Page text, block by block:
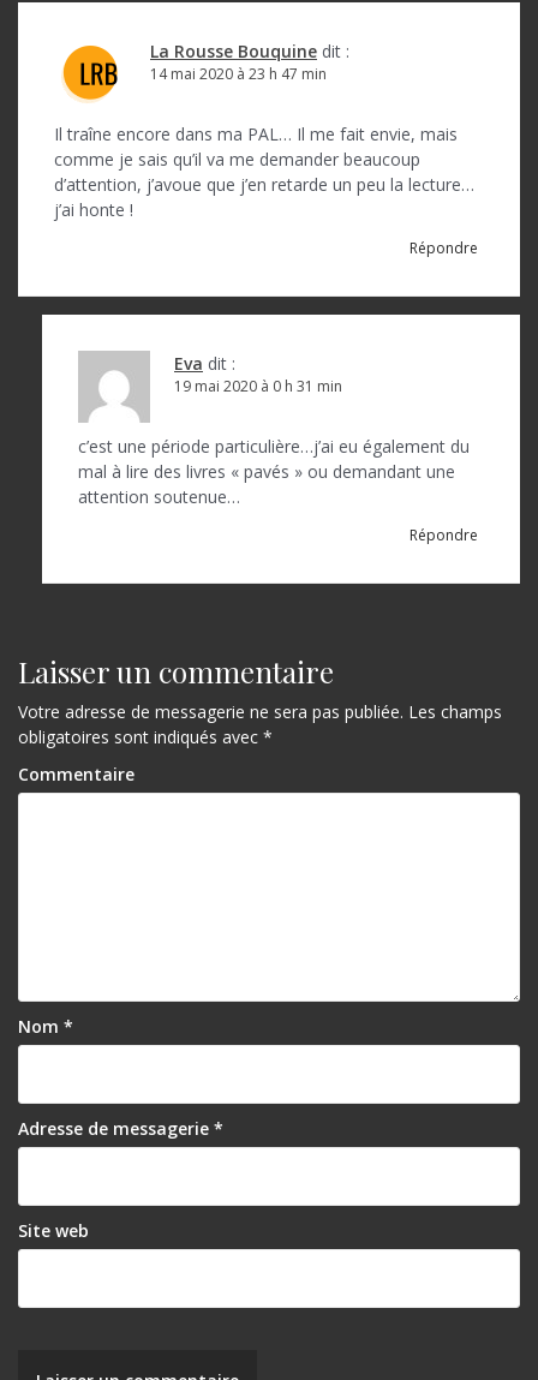
La Rousse Bouquine dit :
14 mai 2020 à 23 h 47 min
Il traîne encore dans ma PAL… Il me fait envie, mais
comme je sais qu’il va me demander beaucoup
d’attention, j’avoue que j’en retarde un peu la lecture…
j’ai honte !
Répondre
Eva dit :
19 mai 2020 à 0 h 31 min
c’est une période particulière…j’ai eu également du
mal à lire des livres « pavés » ou demandant une
attention soutenue…
Répondre
Laisser un commentaire
Votre adresse de messagerie ne sera pas publiée. Les champs
obligatoires sont indiqués avec *
Commentaire
Nom *
Adresse de messagerie *
Site web